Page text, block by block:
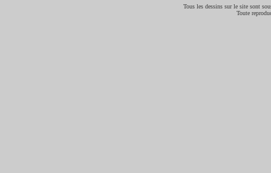
Tous les dessins sur le site sont
Toute